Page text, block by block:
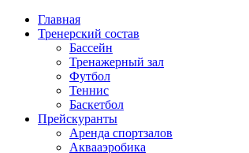
Главная
Тренерский состав
Бассейн
Тренажерный зал
Футбол
Теннис
Баскетбол
Прейскуранты
Аренда спортзалов
Аквааэробика